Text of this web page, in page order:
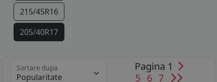
215/45R16
205/40R17
215/45R17
Sortare dupa
Pagina 1
5 6 7